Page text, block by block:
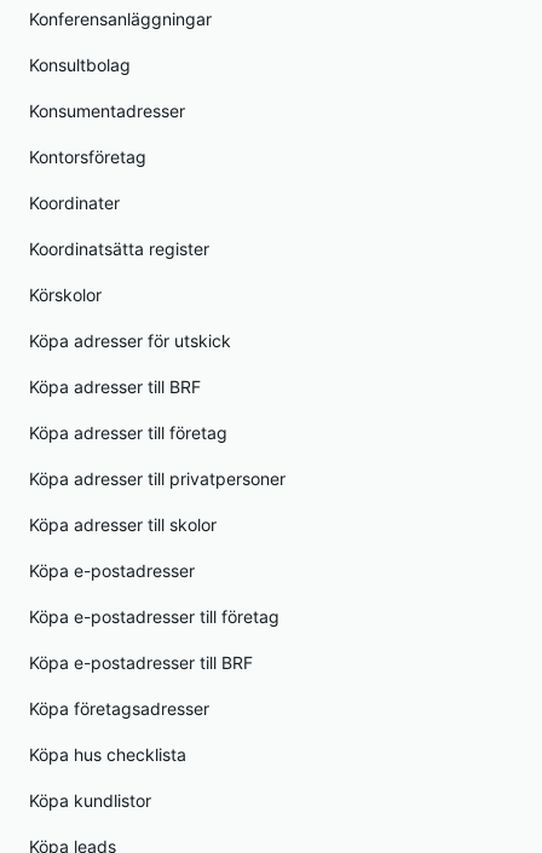
Konferensanläggningar
Konsultbolag
Konsumentadresser
Kontorsföretag
Koordinater
Koordinatsätta register
Körskolor
Köpa adresser för utskick
Köpa adresser till BRF
Köpa adresser till företag
Köpa adresser till privatpersoner
Köpa adresser till skolor
Köpa e-postadresser
Köpa e-postadresser till företag
Köpa e-postadresser till BRF
Köpa företagsadresser
Köpa hus checklista
Köpa kundlistor
Köpa leads